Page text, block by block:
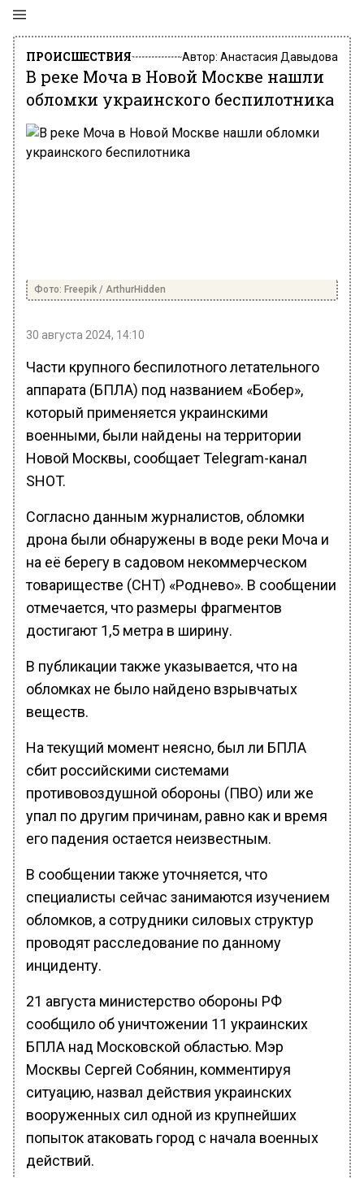
ПРОИСШЕСТВИЯ Автор: Анастасия Давыдова
В реке Моча в Новой Москве нашли
обломки украинского беспилотника
Фото: Freepik / ArthurHidden
30 августа 2024, 14:10
Части крупного беспилотного летательного
аппарата (БПЛА) под названием «Бобер»,
который применяется украинскими
военными, были найдены на территории
Новой Москвы, сообщает Telegram-канал
SHOT.
Согласно данным журналистов, обломки
дрона были обнаружены в воде реки Моча и
на её берегу в садовом некоммерческом
товариществе (СНТ) «Роднево». В сообщении
отмечается, что размеры фрагментов
достигают 1,5 метра в ширину.
В публикации также указывается, что на
обломках не было найдено взрывчатых
веществ.
На текущий момент неясно, был ли БПЛА
сбит российскими системами
противовоздушной обороны (ПВО) или же
упал по другим причинам, равно как и время
его падения остается неизвестным.
В сообщении также уточняется, что
специалисты сейчас занимаются изучением
обломков, а сотрудники силовых структур
проводят расследование по данному
инциденту.
21 августа министерство обороны РФ
сообщило об уничтожении 11 украинских
БПЛА над Московской областью. Мэр
Москвы Сергей Собянин, комментируя
ситуацию, назвал действия украинских
вооруженных сил одной из крупнейших
попыток атаковать город с начала военных
действий.